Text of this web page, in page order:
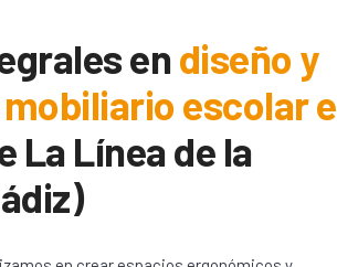
endiseño y
escolar e
La Línea de la